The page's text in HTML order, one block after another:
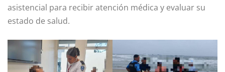
asistencial para recibir atención médica y evaluar su
estado de salud.